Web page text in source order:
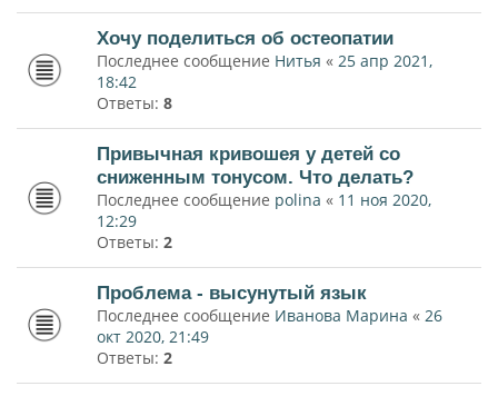
Хочу поделиться об остеопатии
Последнее сообщение Нитья « 25 апр 2021,
18:42
Ответы: 8
Привычная кривошея у детей со
сниженным тонусом. Что делать?
Последнее сообщение polina « 11 ноя 2020,
12:29
Ответы: 2
Проблема - высунутый язык
Последнее сообщение Иванова Марина « 26
окт 2020, 21:49
Ответы: 2